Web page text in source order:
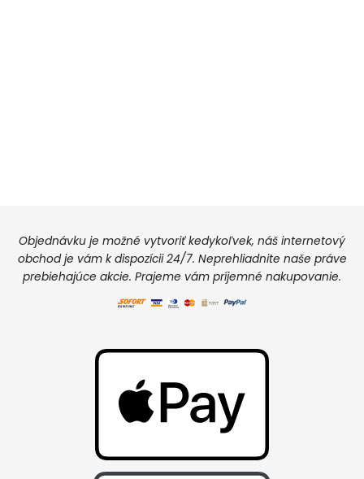
Objednávku je možné vytvoriť kedykoľvek, náš internetový
obchod je vám k dispozícii 24/7. Neprehliadnite naše práve
prebiehajúce akcie. Prajeme vám príjemné nakupovanie.